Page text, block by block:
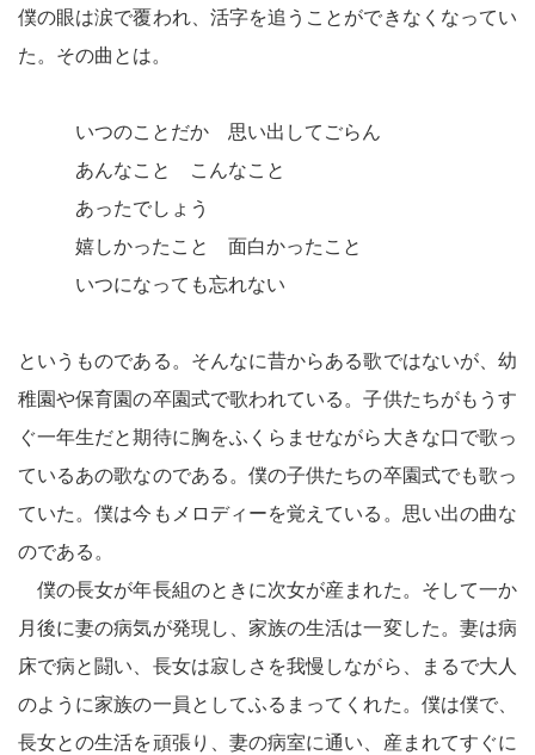
僕の眼は涙で覆われ、活字を追うことができなくなってい
た。その曲とは。
いつのことだか 思い出してごらん
あんなこと こんなこと
あったでしょう
嬉しかったこと 面白かったこと
いつになっても忘れない
というものである。そんなに昔からある歌ではないが、幼
稚園や保育園の卒園式で歌われている。子供たちがもうす
ぐ一年生だと期待に胸をふくらませながら大きな口で歌っ
ているあの歌なのである。僕の子供たちの卒園式でも歌っ
ていた。僕は今もメロディーを覚えている。思い出の曲な
のである。
僕の長女が年長組のときに次女が産まれた。そして一か
月後に妻の病気が発現し、家族の生活は一変した。妻は病
床で病と闘い、長女は寂しさを我慢しながら、まるで大人
のように家族の一員としてふるまってくれた。僕は僕で、
長女との生活を頑張り、妻の病室に通い、産まれてすぐに